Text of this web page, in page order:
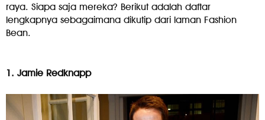
raya. Siapa saja mereka? Berikut adalah daftar
lengkapnya sebagaimana dikutip dari laman Fashion
Bean.
1. Jamie Redknapp